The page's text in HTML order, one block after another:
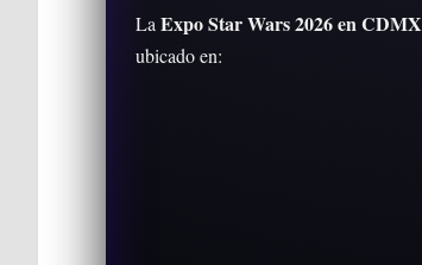
LaExpo Star Wars 2026 en CDMX
ubicado en: